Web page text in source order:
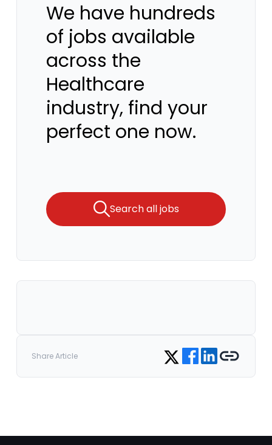
We have hundreds
of jobs available
across the
Healthcare
industry, find your
perfect one now.
Search all jobs
Share Article Share on Twitter
Share on Facebook
Share on LinkedIn
Copy link